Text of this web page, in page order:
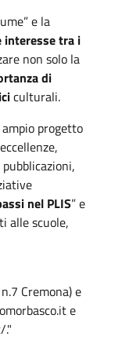
e la
interesse tra i
non solo la
di
culturali.
progetto
nel PLIS” e
alle scuole,
Cremona) e
e
."